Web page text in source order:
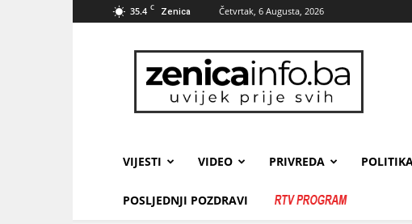
35.4 C Zenica Četvrtak, 6 Augusta, 2026
zenicainfo.ba
VIJESTI VIDEO PRIVREDA
POSLJEDNJI POZDRAVI